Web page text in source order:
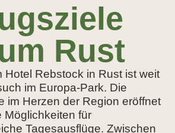
Rust
Hotel Rebstock in Rust ist weit
im Europa-Park. Die
im Herzen der Region eröffnet
Möglichkeiten für
Tagesausflüge. Zwischen